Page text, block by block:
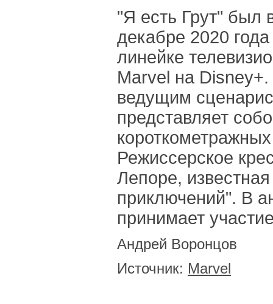
"Я есть Грут" был
декабре 2020
линейке
Marvel на
ведущим
представляет
Режиссерское
Лепоре,
приключений". В
принимает
Андрей Воронцов
Источник: Marvel